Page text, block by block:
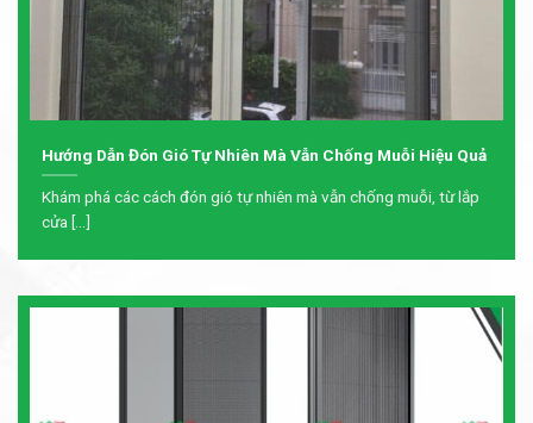
Hướng Dẫn Đón Gió Tự Nhiên Mà Vẫn Chống Muỗi Hiệu Quả
Khám phá các cách đón gió tự nhiên mà vẫn chống muỗi, từ lắp
cửa [...]